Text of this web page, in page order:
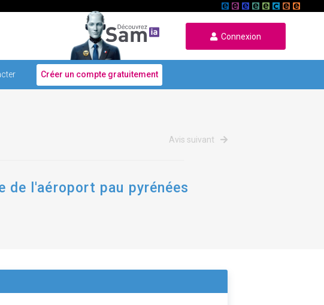
Connexion
Créer un compte gratuitement
Avis suivant
l'aéroport pau pyrénées